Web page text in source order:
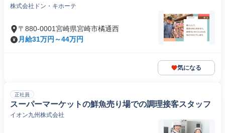
株式会社ドン・キホーテ
〒880-0001宮崎県宮崎市橘通西
月給31万円～44万円
気になる
正社員
スーパーマーケットの鮮魚売り場での調理接客スタッフ
イオン九州株式会社